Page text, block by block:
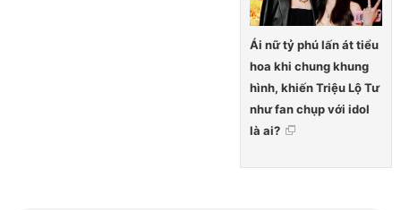
Ái nữ tỷ phú lấn át tiểu
hoa khi chung khung
hình, khiến Triệu Lộ Tư
như fan chụp với idol
là ai?